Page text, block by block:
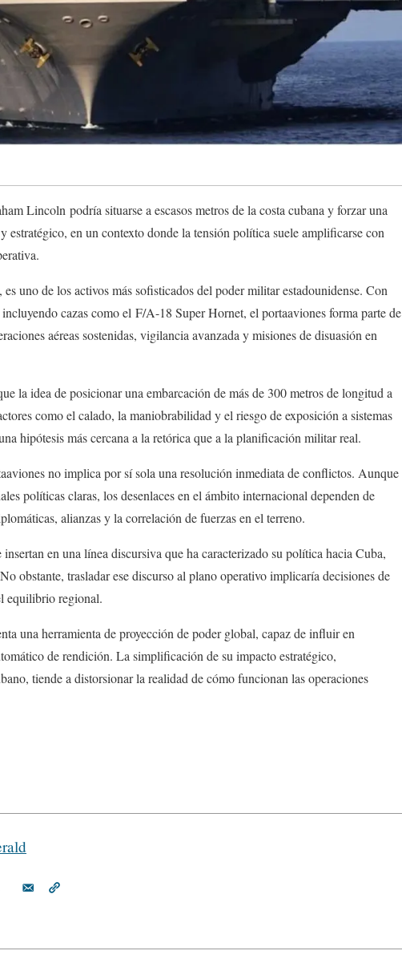
Lincoln podría situarse a escasos metros de la costa cubana y forzar una
estratégico, en un contexto donde la tensión política suele amplificarse con
uno de los activos más sofisticados del poder militar estadounidense. Con
incluyendo cazas como el F/A-18 Super Hornet, el portaaviones forma parte de
aéreas sostenidas, vigilancia avanzada y misiones de disuasión en
la idea de posicionar una embarcación de más de 300 metros de longitud a
como el calado, la maniobrabilidad y el riesgo de exposición a sistemas
hipótesis más cercana a la retórica que a la planificación militar real.
no implica por sí sola una resolución inmediata de conflictos. Aunque
políticas claras, los desenlaces en el ámbito internacional dependen de
alianzas y la correlación de fuerzas en el terreno.
en una línea discursiva que ha caracterizado su política hacia Cuba,
obstante, trasladar ese discurso al plano operativo implicaría decisiones de
equilibrio regional.
una herramienta de proyección de poder global, capaz de influir en
de rendición. La simplificación de su impacto estratégico,
tiende a distorsionar la realidad de cómo funcionan las operaciones